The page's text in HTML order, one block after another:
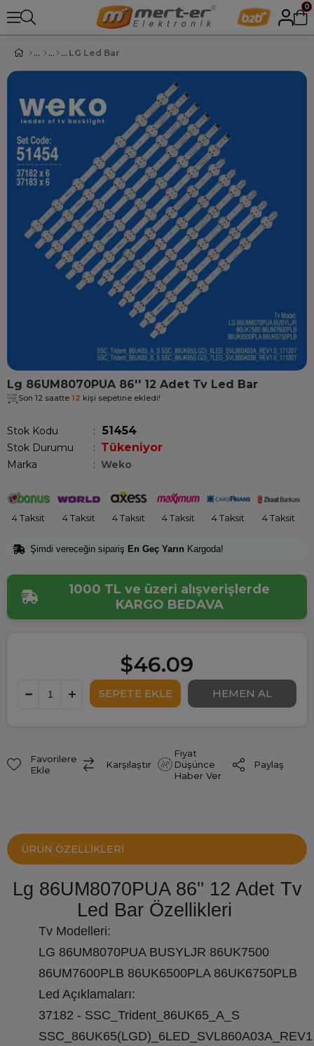
0
LG Led Bar
Lg 86UM8070PUA 86'' 12 Adet Tv Led Bar
Son 12 saatte 12 kişi sepetine ekledi!
Stok Kodu 51454
Stok Durumu : Tükeniyor
Marka : Weko
4 Taksit 4 Taksit 4 Taksit 4 Taksit 4 Taksit 4 Taksit
Şimdi vereceğin sipariş En Geç Yarın Kargoda!
1000 TL ve üzeri alışverişlerde
KARGO BEDAVA
$46.09
Favorilere
Ekle
Karşılaştır
Fiyat
Düşünce
Haber Ver
Paylaş
ÜRÜN ÖZELLIKLERI
Lg 86UM8070PUA 86'' 12 Adet Tv
Led Bar Özellikleri
Tv Modelleri:
LG 86UM8070PUA BUSYLJR 86UK7500
86UM7600PLB 86UK6500PLA 86UK6750PLB
Led Açıklamaları:
37182 - SSC_Trident_86UK65_A_S